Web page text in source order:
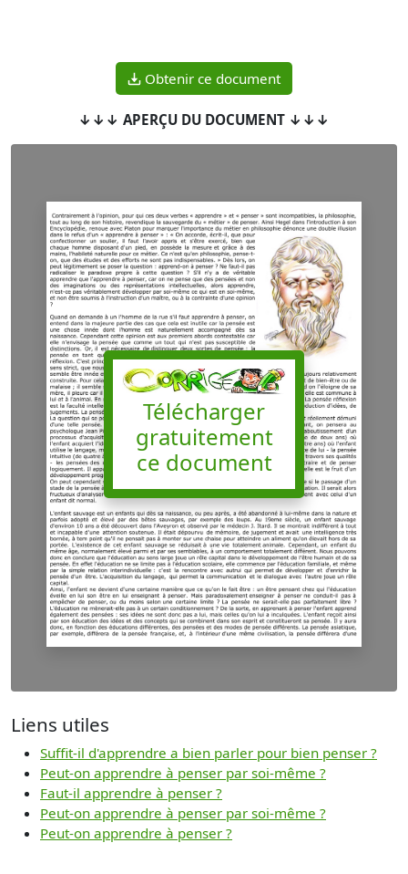
Obtenir ce document
↓↓↓ APERÇU DU DOCUMENT ↓↓↓
Télécharger
gratuitement
ce document
Liens utiles
Suffit-il d'apprendre a bien parler pour bien penser ?
Peut-on apprendre à penser par soi-même ?
Faut-il apprendre à penser ?
Peut-on apprendre à penser par soi-même ?
Peut-on apprendre à penser ?